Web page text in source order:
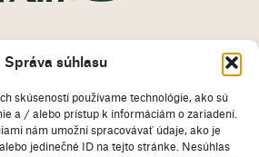
Správa súhlasu
skúseností používame technológie, ako sú
a / alebo prístup k informáciám o zariadení.
nám umožní spracovávať údaje, ako je
jedinečné ID na tejto stránke. Nesúhlas
vyhlásenie
používania súborov